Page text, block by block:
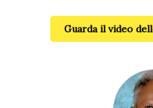
Guarda il video